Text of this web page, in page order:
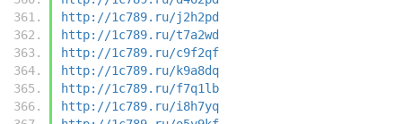
http://1c789.ru/j2h2pd
http://1c789.ru/t7a2wd
http://1c789.ru/c9f2qf
http://1c789.ru/k9a8dq
http://1c789.ru/f7q1lb
http://1c789.ru/i8h7yq